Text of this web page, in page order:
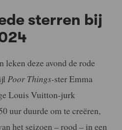
sterren bij
leken deze avond de rode
Poor Things-ster Emma
Louis Vuitton-jurk
uur duurde om te creëren,
het seizoen – rood – in een